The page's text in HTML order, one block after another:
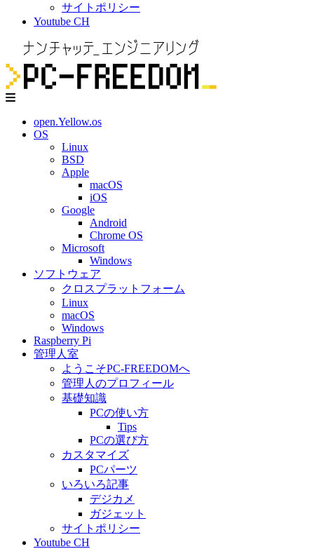
サイトポリシー
Youtube CH
open.Yellow.os
OS
Linux
BSD
Apple
macOS
iOS
Google
Android
Chrome OS
Microsoft
Windows
ソフトウェア
クロスプラットフォーム
Linux
macOS
Windows
Raspberry Pi
管理人室
ようこそPC-FREEDOMへ
管理人のプロフィール
基礎知識
PCの使い方
Tips
PCの選び方
カスタマイズ
PCパーツ
いろいろ記事
デジカメ
ガジェット
サイトポリシー
Youtube CH